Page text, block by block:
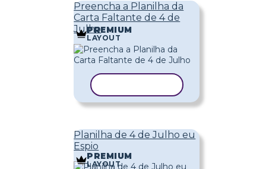
Preencha a Planilha da
Carta Faltante de 4 de
JulhoPREMIUM
LAYOUT
Planilha de 4 de Julho eu
Espio
PREMIUM
LAYOUT